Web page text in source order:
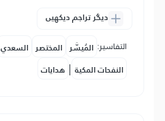
دیگر تراجم دیکھیں
التفاسير: المُيسَّر المختصر السعدي
النفحات المكية | هدايات